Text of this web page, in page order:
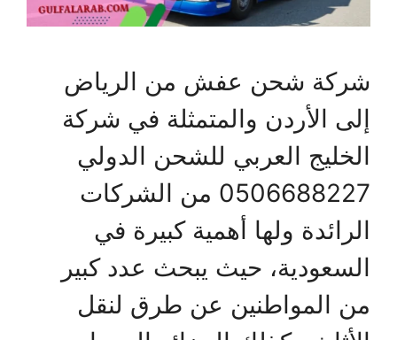
شركة شحن عفش من الرياض
إلى الأردن والمتمثلة في شركة
الخليج العربي للشحن الدولي
0506688227 من الشركات
الرائدة ولها أهمية كبيرة في
السعودية، حيث يبحث عدد كبير
من المواطنين عن طرق لنقل